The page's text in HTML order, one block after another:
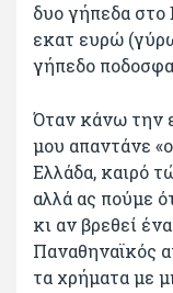
δυο γήπεδα στο
εκατ ευρώ
γήπεδο
Όταν κάνω την
μου απαντάνε
Ελλάδα, καιρό
αλλά ας πούμε
κι αν βρεθεί
Παναθηναϊκός
τα χρήματα με